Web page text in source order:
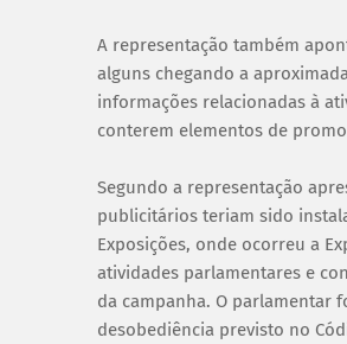
A representação também
alguns chegando a
informações relacionadas à
conterem elementos de
Segundo a representação
publicitários teriam sido
Exposições, onde ocorreu a
atividades parlamentares e
da campanha. O parlamentar
desobediência previsto no